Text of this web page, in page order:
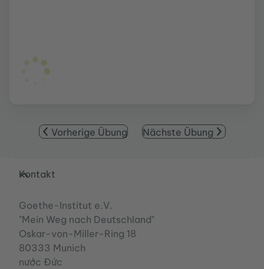
Vorherige Übung Nächste Übung
Service- und Informationsbereich
Kontakt
Goethe-Institut e.V.
"Mein Weg nach Deutschland"
Oskar-von-Miller-Ring 18
80333 Munich
nước Đức